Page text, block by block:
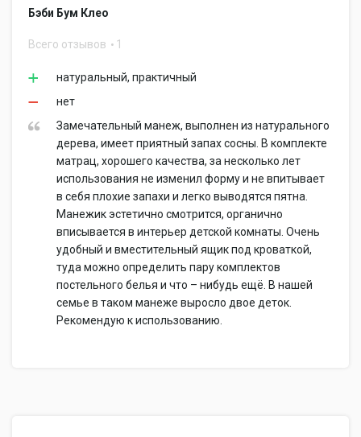
Бэби Бум Клео
Всего отзывов 1
натуральный, практичный
нет
Замечательный манеж, выполнен из натурального
дерева, имеет приятный запах сосны. В комплекте
матрац, хорошего качества, за несколько лет
использования не изменил форму и не впитывает
в себя плохие запахи и легко выводятся пятна.
Манежик эстетично смотрится, органично
вписывается в интерьер детской комнаты. Очень
удобный и вместительный ящик под кроваткой,
туда можно определить пару комплектов
постельного белья и что – нибудь ещё. В нашей
семье в таком манеже выросло двое деток.
Рекомендую к использованию.